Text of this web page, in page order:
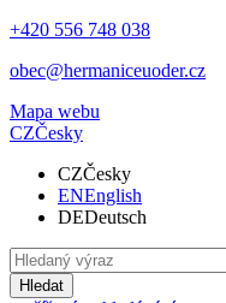
+420 556 748 038
obec@hermaniceuoder.cz
Mapa webu
CZČesky
CZČesky
ENEnglish
DEDeutsch
Hledat